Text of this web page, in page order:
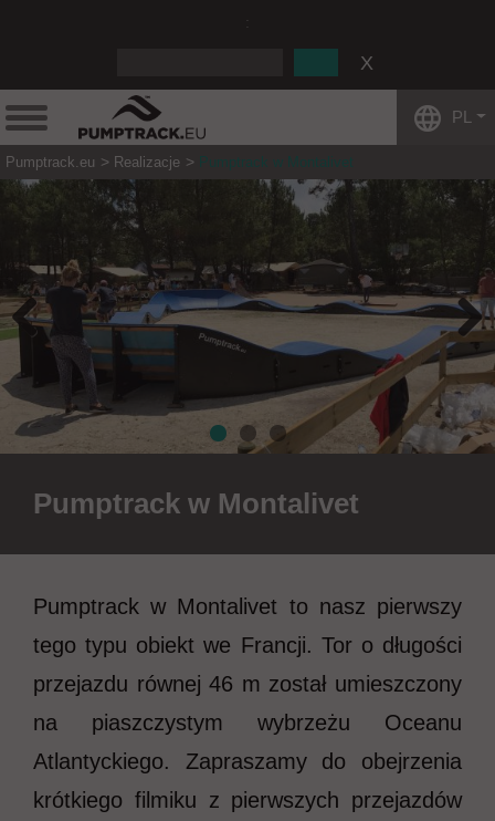
PL
Pumptrack.eu Realizacje Pumptrack w Montalivet
Pumptrack w Montalivet
Previous Next
Pumptrack w Montalivet to nasz pierwszy
tego typu obiekt we Francji. Tor o długości
przejazdu równej 46 m został umieszczony
na piaszczystym wybrzeżu Oceanu
Atlantyckiego. Zapraszamy do obejrzenia
krótkiego filmiku z pierwszych przejazdów